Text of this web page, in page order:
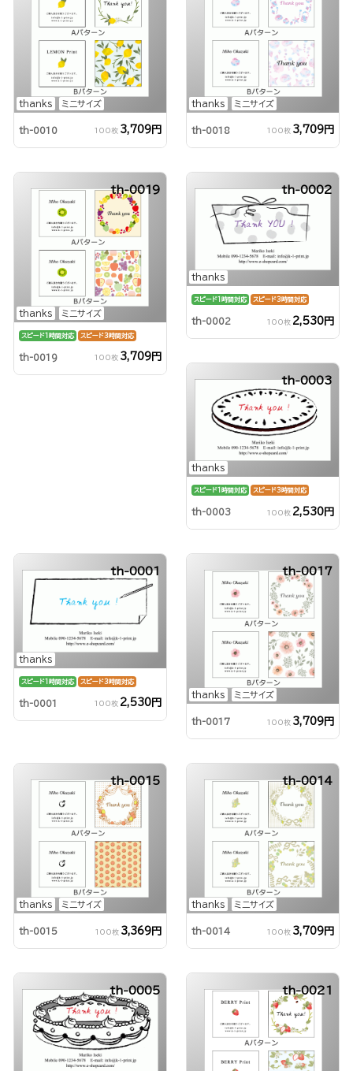
thanks ミニサイズ
th-0010 100枚 3,709円
thanks ミニサイズ
th-0018 100枚 3,709円
thanks ミニサイズ
th-0019
スピード1時間対応 スピード3時間対応
th-0019 100枚 3,709円
thanks
th-0002
スピード1時間対応 スピード3時間対応
th-0002 100枚 2,530円
thanks
th-0003
スピード1時間対応 スピード3時間対応
th-0003 100枚 2,530円
thanks
th-0001
スピード1時間対応 スピード3時間対応
th-0001 100枚 2,530円
thanks ミニサイズ
th-0017
th-0017 100枚 3,709円
thanks ミニサイズ
th-0015
th-0015 100枚 3,369円
thanks ミニサイズ
th-0014
th-0014 100枚 3,709円
th-0005 th-0021